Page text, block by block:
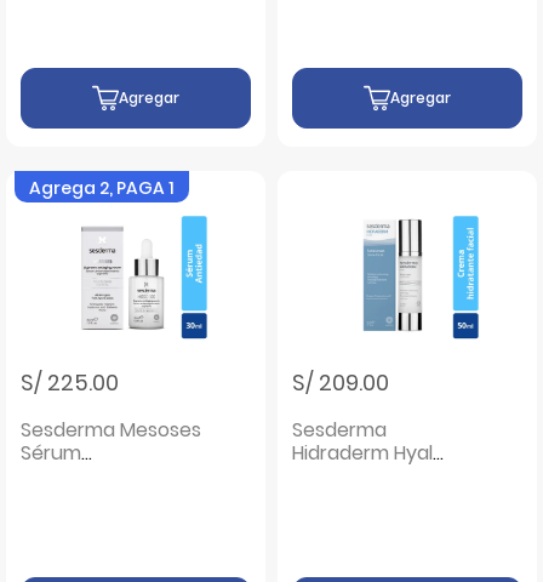
Agregar Agregar
Agrega 2, PAGA 1
S/ 225.00
Sesderma Mesoses
Sérum
S/ 209.00
Sesderma
Hidraderm Hyal